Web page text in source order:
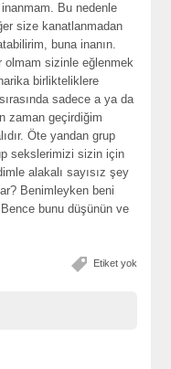
Bu nedenle
size kanatlanmadan
buna inanın.
sizinle eğlenmek
birlikteliklere
sadece a ya da
zaman geçirdiğim
Öte yandan grup
sekslerimizi sizin için
alakalı sayısız şey
Benimleyken beni
bunu düşünün ve
Etiket yok